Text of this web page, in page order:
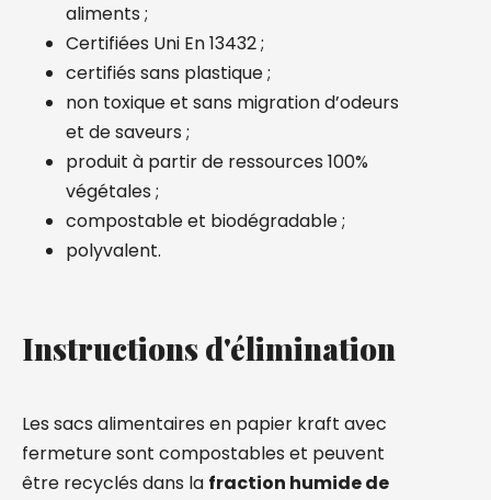
aliments ;
Certifiées Uni En 13432 ;
certifiés sans plastique ;
non toxique et sans migration d’odeurs
et de saveurs ;
produit à partir de ressources 100%
végétales ;
compostable et biodégradable ;
polyvalent.
Instructions d'élimination
Les sacs alimentaires en papier kraft avec
fermeture sont compostables et peuvent
être recyclés dans la fraction humide de